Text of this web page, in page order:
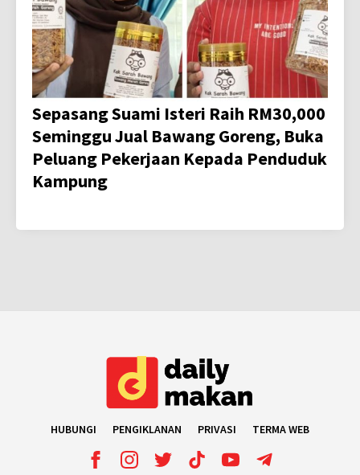
Sepasang Suami Isteri Raih RM30,000
Seminggu Jual Bawang Goreng, Buka
Peluang Pekerjaan Kepada Penduduk
Kampung
HUBUNGI PENGIKLANAN PRIVASI TERMA WEB